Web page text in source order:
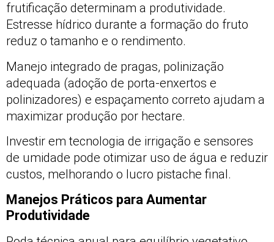
frutificação determinam a produtividade.
Estresse hídrico durante a formação do fruto
reduz o tamanho e o rendimento.
Manejo integrado de pragas, polinização
adequada (adoção de porta-enxertos e
polinizadores) e espaçamento correto ajudam a
maximizar produção por hectare.
Investir em tecnologia de irrigação e sensores
de umidade pode otimizar uso de água e reduzir
custos, melhorando o lucro pistache final.
Manejos Práticos para Aumentar
Produtividade